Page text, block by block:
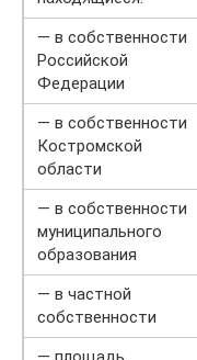
— в собственности
Российской
Федерации
— в собственности
Костромской
области
— в собственности
муниципального
образования
— в частной
собственности